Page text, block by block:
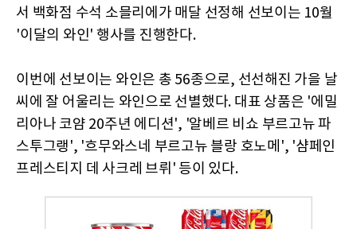
서 백화점 수석 소믈리에가 매달 선정해 선보이는 10월
'이달의 와인' 행사를 진행한다.
이번에 선보이는 와인은 총 56종으로, 선선해진 가을 날
씨에 잘 어울리는 와인으로 선별했다. 대표 상품은 '에밀
리아나 코얌 20주년 에디션', '알베르 비쇼 부르고뉴 파
스투그랭', '흐무와스네 부르고뉴 블랑 호노메', '샴페인
프레스티지 데 사크레 브뤼' 등이 있다.